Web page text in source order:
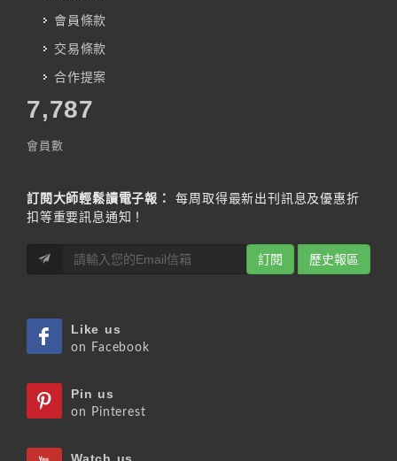
會員條款
交易條款
合作提案
7,787
會員數
訂閱大師輕鬆讀電子報：
每周取得最新出刊訊息及優惠折
扣等重要訊息通知！
訂閱 歷史報區
Like us
on Facebook
Pin us
on Pinterest